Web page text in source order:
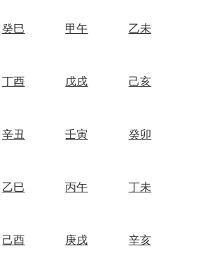
癸巳 甲午 乙未
丁酉 戊戌 己亥
辛丑 壬寅 癸卯
乙巳 丙午 丁未
己酉 庚戌 辛亥